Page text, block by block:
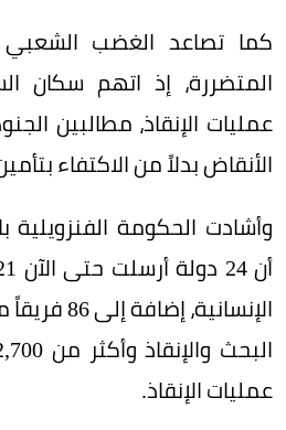
كما تصاعد الغضب
المتضررة، إذ اتهم سكان
عمليات الإنقاذ، مطالبين
الأنقاض بدلاً من الاكتفاء
وأشادت الحكومة الفنزويلية
عمليات الإنقاذ.